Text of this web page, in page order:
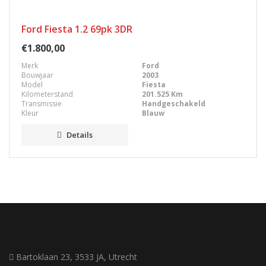
Ford Fiesta 1.2 69pk 3DR
€1.800,00
Merk
Ford
Bouwjaar
2003
Model
Fiesta
Kilometerstand
201.525 Km
Transmissie
Handgeschakeld
Kleur
Blauw
Details
Bartoklaan 23, 3533 JA, Utrecht